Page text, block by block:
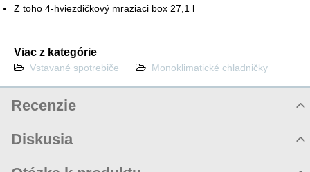
Z toho 4-hviezdičkový mraziaci box 27,1 l
Viac z kategórie
Vstavané spotrebiče Monoklimatické chladničky
Recenzie
Diskusia